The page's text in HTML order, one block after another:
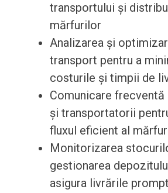
transportului și
mărfurilor
Analizarea și
transport pentru a
costurile și timpii de
Comunicare
și transportatorii
fluxul eficient al
Monitorizarea
gestionarea
asigura livrările